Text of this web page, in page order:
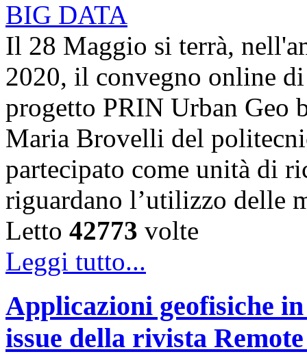
Il 28 Maggio si terrà,
2020, il convegno online
progetto PRIN Urban Geo
Maria Brovelli del
partecipato come unità di
riguardano l’utilizzo delle
Letto 42773 volte
Leggi tutto...
Applicazioni geofisiche
issue della rivista